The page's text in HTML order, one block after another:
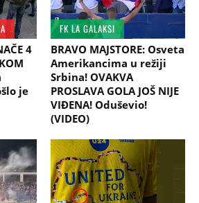
4
je
FK LA GALAKSI
BRAVO MAJSTORE: Osveta
Amerikancima u režiji
Srbina! OVAKVA
PROSLAVA GOLA JOŠ NIJE
VIĐENA! Oduševio!
(VIDEO)